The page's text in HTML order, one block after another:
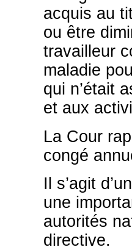
acquis au
ou être
travailleur
maladie
qui n’était
et aux
La Cour
congé
Il s’agit
une
autorités
directive.